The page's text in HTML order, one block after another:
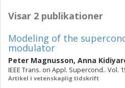
Visar 2 publikationer
Modeling of the
modulator
Peter Magnusson, Anna
IEEE Trans. on Appl. Supercond.. Vol.
Artikel i vetenskaplig tidskrift